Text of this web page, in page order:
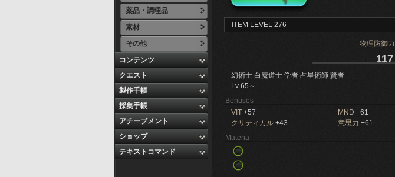
薬品・調理品
素材
その他
コンテンツ
クエスト
製作手帳
採集手帳
アチーブメント
ショップ
テキストコマンド
ITEM LEVEL 276
物理防御力
117
幻術士 白魔道士 学者 占星術師 賢者
Lv 65～
Bonuses
VIT +57 MND +61
クリティカル +43 意思力 +61
Materia